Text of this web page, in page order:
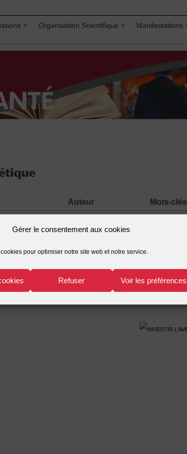
Gérer le consentement aux cookies
pour optimiser notre site web et notre service.
Refuser Voir les préférences
Organisation Scientifique Manifestations
Auteur Mots-clés
édition 2006